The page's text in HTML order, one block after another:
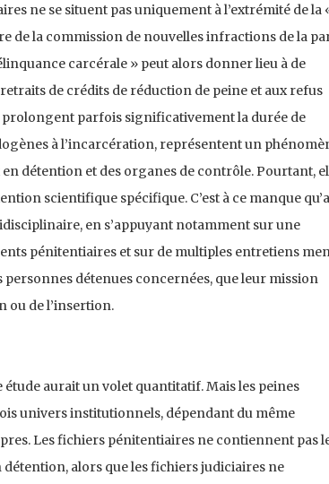
ne se situent pas uniquement à l’extrémité de la
de la commission de nouvelles infractions de la
carcérale » peut alors donner lieu à de
de crédits de réduction de peine et aux refus
prolongent parfois significativement la durée de
à l’incarcération, représentent un
détention et des organes de contrôle. Pourtant,
scientifique spécifique. C’est à ce manque qu’a
en s’appuyant notamment sur une
pénitentiaires et sur de multiples entretiens
personnes détenues concernées, que leur mission
ou de l’insertion.
aurait un volet quantitatif. Mais les peines
univers institutionnels, dépendant du même
Les fichiers pénitentiaires ne contiennent pas
alors que les fichiers judiciaires ne